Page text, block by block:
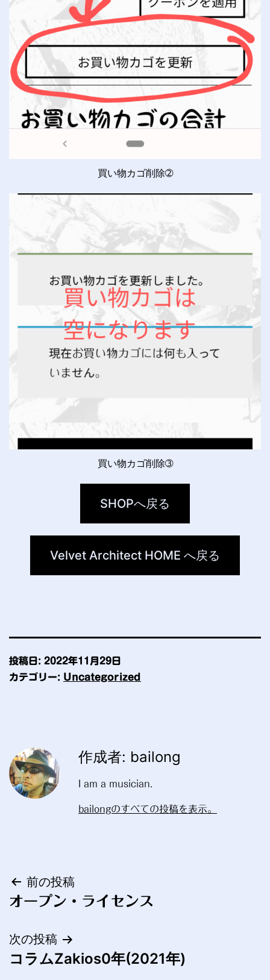
買い物カゴ削除➁
買い物カゴ削除➂
SHOPへ戻る
Velvet Architect HOME へ戻る
投稿日: 2022年11月29日
カテゴリー: Uncategorized
作成者: bailong
I am a musician.
bailongのすべての投稿を表示。
投
稿
ナ
ビ
前の投稿
オープン・ライセンス
次の投稿
コラムZakios0年(2021年)